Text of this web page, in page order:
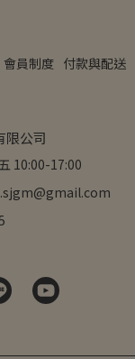
會員制度 付款與配送
限公司
10:00-17:00